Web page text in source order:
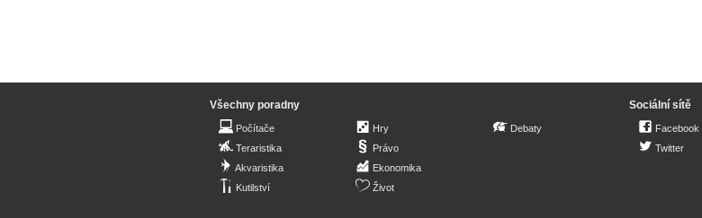
Všechny poradny
Počítače
Teraristika
Akvaristika
Kutilství
Hry
Právo
Ekonomika
Život
Debaty
Sociální sítě
Facebook
Twitter